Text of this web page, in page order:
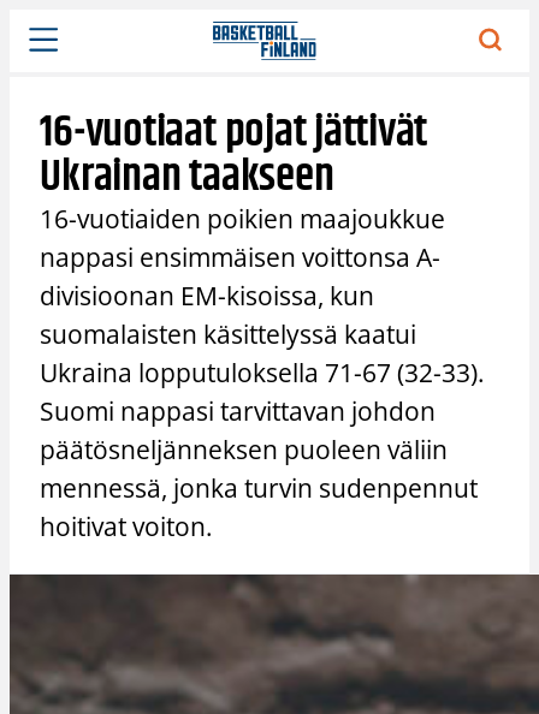
Siirry
sisältöön
16-vuotiaat pojat jättivät
Ukrainan taakseen
16-vuotiaiden poikien maajoukkue
nappasi ensimmäisen voittonsa A-
divisioonan EM-kisoissa, kun
suomalaisten käsittelyssä kaatui
Ukraina lopputuloksella 71-67 (32-33).
Suomi nappasi tarvittavan johdon
päätösneljänneksen puoleen väliin
mennessä, jonka turvin sudenpennut
hoitivat voiton.